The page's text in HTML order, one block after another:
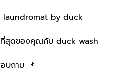
by duck
ที่สุดของคุณกับ duck wash